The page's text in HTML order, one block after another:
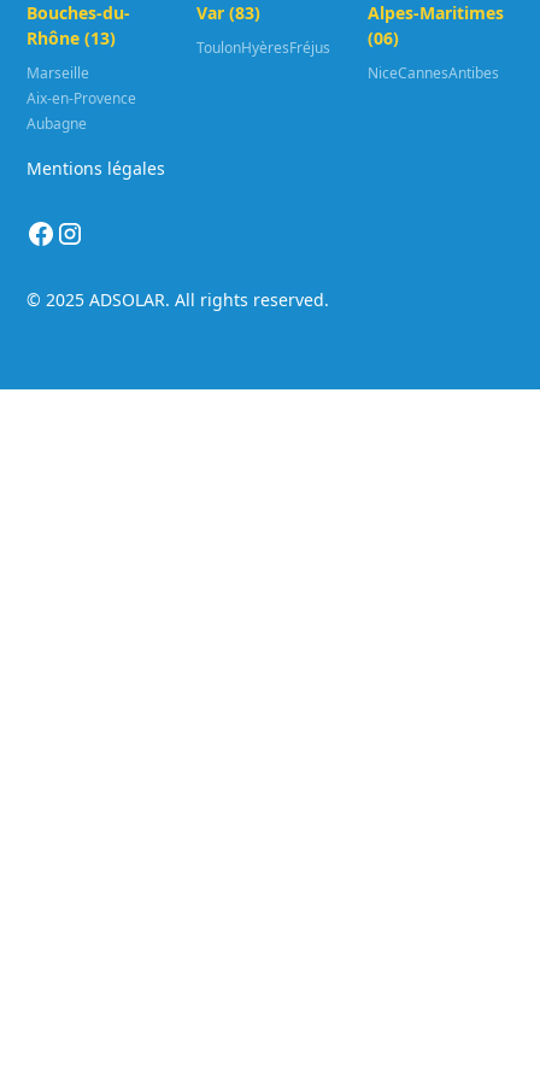
Bouches-du-
Rhône (13)
Marseille
Aix-en-Provence
Aubagne
Var (83)
ToulonHyèresFréjus
Alpes-Maritimes
(06)
NiceCannesAntibes
© 2025 ADSOLAR. All rights reserved.
Mentions légales